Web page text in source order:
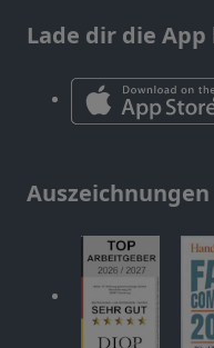
Lade dir die
Auszeichnungen